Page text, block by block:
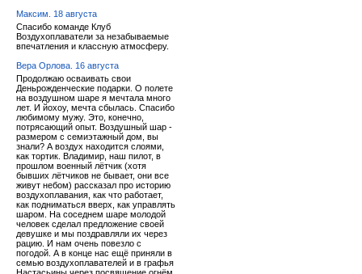
Максим. 18 августа
Спасибо команде Клуб
Воздухоплаватели за незабываемые
впечатления и классную атмосферу.
Вера Орлова. 16 августа
Продолжаю осваивать свои
Деньрожденческие подарки. О полете
на воздушном шаре я мечтала много
лет. И йохоу, мечта сбылась. Спасибо
любимому мужу. Это, конечно,
потрясающий опыт. Воздушный шар -
размером с семиэтажный дом, вы
знали? А воздух находится слоями,
как тортик. Владимир, наш пилот, в
прошлом военный лётчик (хотя
бывших лётчиков не бывает, они все
живут небом) рассказал про историю
воздухоплавания, как что работает,
как подниматься вверх, как управлять
шаром. На соседнем шаре молодой
человек сделал предложение своей
девушке и мы поздравляли их через
рацию. И нам очень повезло с
погодой. А в конце нас ещё приняли в
семью воздухоплавателей и в графья